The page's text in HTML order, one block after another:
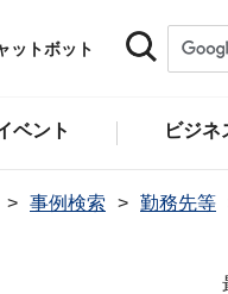
ットボット
ベント ビジネ
事例検索 勤務先等